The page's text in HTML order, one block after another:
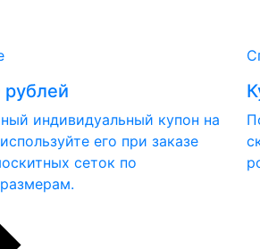
рублей
индивидуальный купон на
его при заказе
сеток по